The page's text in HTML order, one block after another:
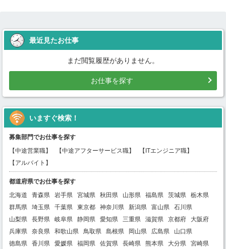
最近見たお仕事
まだ閲覧履歴がありません。
お仕事を探す
いますぐ検索！
募集部門でお仕事を探す
【中途営業職】
【中途アフターサービス職】
【ITエンジニア職】
【アルバイト】
都道府県でお仕事を探す
北海道
青森県 岩手県 宮城県 秋田県 山形県 福島県 茨城県
栃木県
群馬県
埼玉県 千葉県 東京都 神奈川県 新潟県 富山県
石川県
山梨県
長野県 岐阜県 静岡県 愛知県 三重県 滋賀県 京都府
大阪府
兵庫県
奈良県 和歌山県 鳥取県 島根県 岡山県 広島県
山口県
徳島県
香川県 愛媛県 福岡県 佐賀県 長崎県 熊本県 大分県 宮崎県